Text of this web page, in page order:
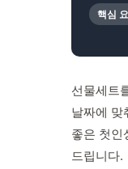
핵심
선물세트
날짜에 맞
좋은 첫인
드립니다.